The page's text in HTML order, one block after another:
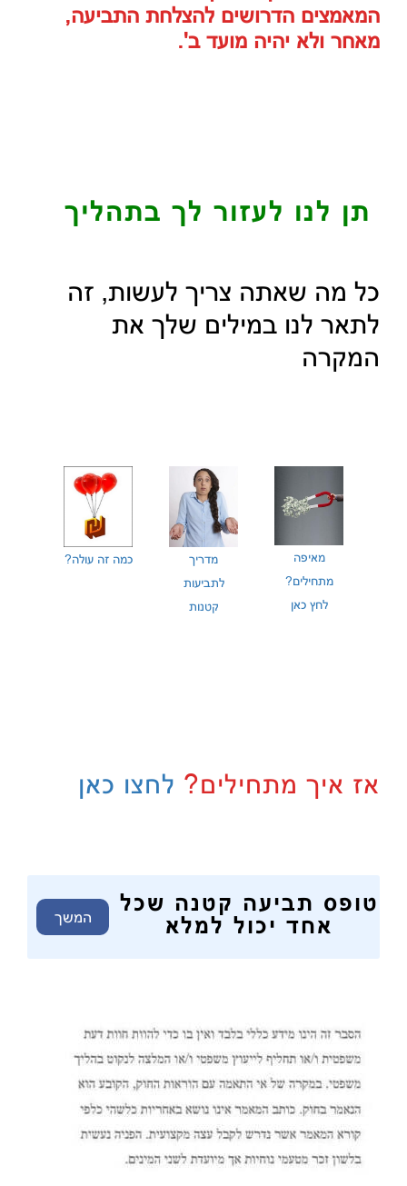
המאמצים הדרושים להצלחת התביעה,
מאחר ולא יהיה מועד ב'.
תן לנו לעזור לך בתהליך
כל מה שאתה צריך לעשות, זה
לתאר לנו במילים שלך את
המקרה
מאיפה
מתחילים?
לחץ כאן
מדריך
לתביעות
קטנות
כמה זה עולה?
אז איך מתחילים? לחצו כאן
טופס תביעה קטנה שכל
אחד יכול למלא המשך